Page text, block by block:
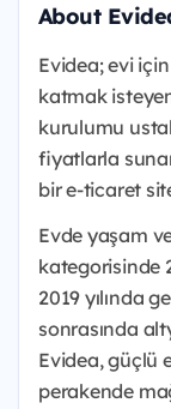
About
Evidea; evi
katmak
kurulumu
fiyatlarla
bir e-ticaret
Evde yaşam
kategorisinde
2019 yılında
sonrasında
Evidea, güçlü
perakende